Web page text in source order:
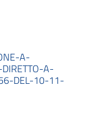
A-
A-
DEL-10-11-